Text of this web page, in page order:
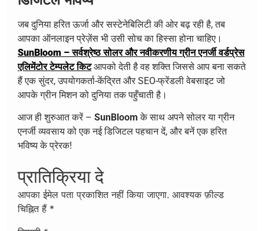
जब दुनिया हरित ऊर्जा और सस्टेनेबिलिटी की ओर बढ़ रही है, तब
आपका ऑनलाइन प्रेज़ेंस भी उसी सोच का हिस्सा होना चाहिए।
SunBloom – सर्वश्रेष्ठ सोलर और नवीकरणीय ग्रीन एनर्जी वर्डप्रेस
एलिमेंटोर टेम्पलेट किटआपको देती है वह शक्ति जिससे आप बना सकते
हैं एक सुंदर, उपयोगकर्ता-केंद्रित और SEO-फ्रेंडली वेबसाइट जो
आपके ग्रीन मिशन को दुनिया तक पहुँचाती है।
आज ही शुरुआत करें – SunBloom के साथ अपने सोलर या ग्रीन
एनर्जी व्यवसाय को एक नई डिजिटल पहचान दें, और बनें एक हरित
भविष्य के प्रेरक!
प्रातिक्रिया दे
आपका ईमेल पता प्रकाशित नहीं किया जाएगा. आवश्यक फ़ील्ड
चिह्नित हैं *